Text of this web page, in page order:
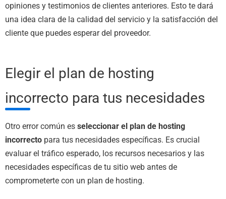
opiniones y testimonios de clientes anteriores. Esto te dará
una idea clara de la calidad del servicio y la satisfacción del
cliente que puedes esperar del proveedor.
Elegir el plan de hosting
incorrecto para tus necesidades
Otro error común es seleccionar el plan de hosting
incorrecto para tus necesidades específicas. Es crucial
evaluar el tráfico esperado, los recursos necesarios y las
necesidades específicas de tu sitio web antes de
comprometerte con un plan de hosting.